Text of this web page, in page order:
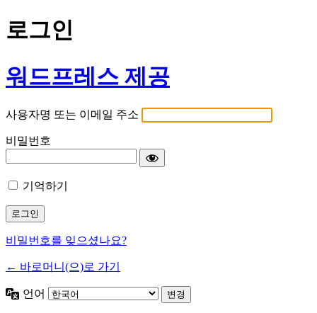
로그인
워드프레스 제공
사용자명 또는 이메일 주소
비밀번호
기억하기
비밀번호를 잊으셨나요?
← 바로머니(으)로 가기
언어